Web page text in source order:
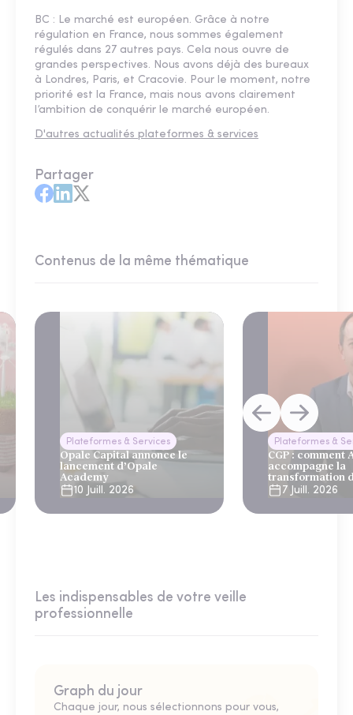
BC : Le marché est européen. Grâce à notre
régulation en France, nous sommes également
régulés dans 27 autres pays. Cela nous ouvre de
grandes perspectives. Nous avons déjà des bureaux
à Londres, Paris, et Cracovie. Pour le moment, notre
priorité est la France, mais nous avons clairement
l’ambition de conquérir le marché européen.
D'autres actualités plateformes & services
Partager
Contenus de la même thématique
Plateformes & Services
Opale Capital annonce le
lancement d’Opale
Academy
10 Juill. 2026
Plateformes &
CGP : comment
accompagne la
transformation
7 Juill. 2026
Les indispensables de votre veille
professionnelle
Graph du jour
Chaque jour, nous sélectionnons pour vous,